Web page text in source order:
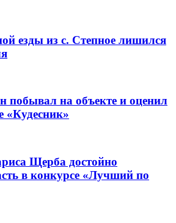
езды из с. Степное лишился
побывал на объекте и оценил
«Кудесник»
Щерба достойно
в конкурсе «Лучший по